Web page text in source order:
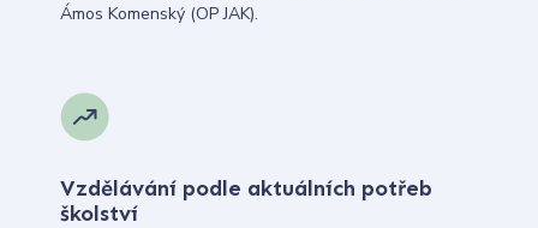
Ámos Komenský (OP JAK).
Vzdělávání podle aktuálních potřeb
školství